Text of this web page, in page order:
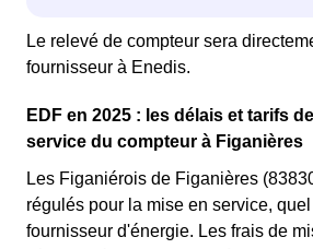
Le relevé de compteur sera
fournisseur à Enedis.
EDF en 2025 : les délais et tarifs
service du compteur à Figanières
Les Figaniérois de Figanières
régulés pour la mise en service,
fournisseur d'énergie. Les frais de